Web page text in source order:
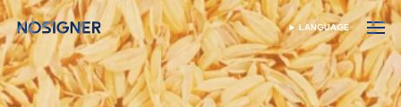
ANA SAYFA
DIL SEÇIN
LANGUAGE